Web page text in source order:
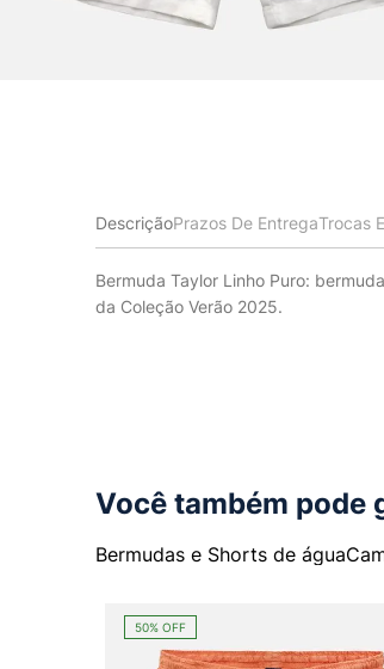
DescriçãoPrazos De EntregaTrocas
Bermuda Taylor Linho Puro:
da Coleção Verão 2025.
Você também pode
Bermudas e Shorts de água
50% OFF